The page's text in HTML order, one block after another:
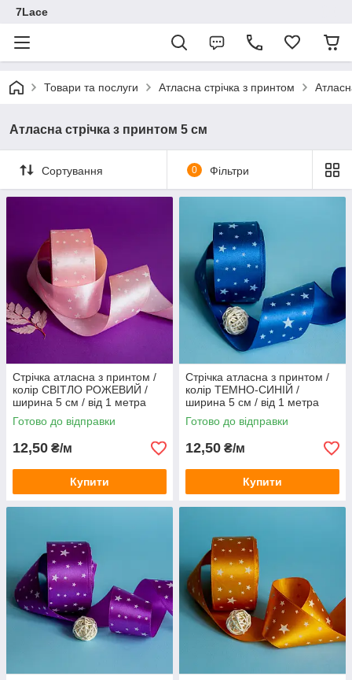
7Lace
Товари та послуги Атласна стрічка з принтом
Атласна стрічка з принтом 5 см
Сортування 0 Фільтри
Стрічка атласна з принтом /
колір СВІТЛО РОЖЕВИЙ /
ширина 5 см / від 1 метра
Готово до відправки
12,50 ₴/м
Купити
Стрічка атласна з принтом /
колір ТЕМНО-СИНІЙ /
ширина 5 см / від 1 метра
Готово до відправки
12,50 ₴/м
Купити